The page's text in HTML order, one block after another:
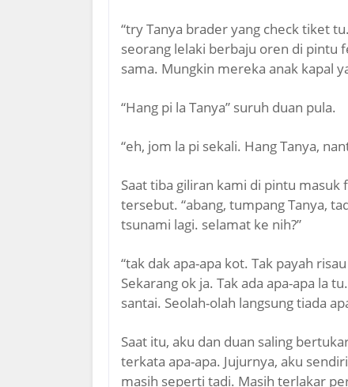
“try Tanya brader yang check tiket
seorang lelaki berbaju oren di pintu
sama. Mungkin mereka anak kapal
“Hang pi la Tanya” suruh duan pula.
“eh, jom la pi sekali. Hang Tanya,
Saat tiba giliran kami di pintu
tersebut. “abang, tumpang Tanya,
tsunami lagi. selamat ke nih?”
“tak dak apa-apa kot. Tak payah
Sekarang ok ja. Tak ada apa-apa la
santai. Seolah-olah langsung tiada
Saat itu, aku dan duan saling
terkata apa-apa. Jujurnya, aku
masih seperti tadi. Masih terlakar